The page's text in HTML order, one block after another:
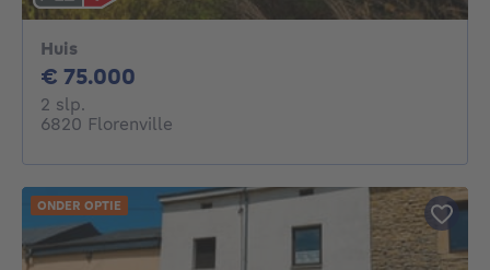
Huis
€ 75.000
2 slp.
6820 Florenville
ONDER OPTIE